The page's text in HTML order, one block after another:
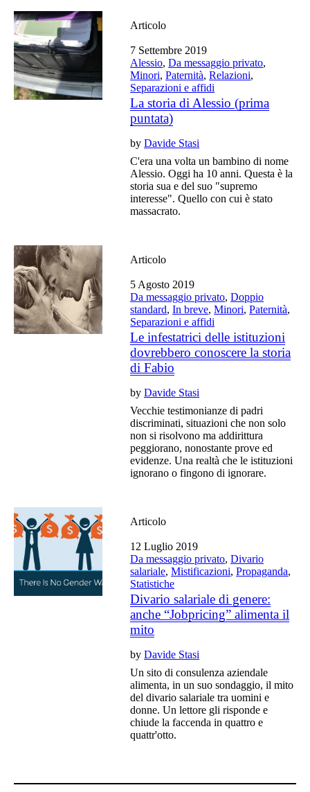
Articolo
7 Settembre 2019
Alessio,Da messaggio privato,
Minori,Paternità,Relazioni,
Separazioni e affidi
La storia di Alessio (prima
puntata)
byDavide Stasi
C'era una volta un bambino di nome
Alessio. Oggi ha 10 anni. Questa è la
storia sua e del suo "supremo
interesse". Quello con cui è stato
massacrato.
Articolo
5 Agosto 2019
Da messaggio privato,Doppio
standard,In breve,Minori,Paternità,
Separazioni e affidi
Le infestatrici delle istituzioni
dovrebbero conoscere la storia
di Fabio
byDavide Stasi
Vecchie testimonianze di padri
discriminati, situazioni che non solo
non si risolvono ma addirittura
peggiorano, nonostante prove ed
evidenze. Una realtà che le istituzioni
ignorano o fingono di ignorare.
Articolo
12 Luglio 2019
Da messaggio privato,Divario
salariale,Mistificazioni,Propaganda,
Statistiche
Divario salariale di genere:
anche “Jobpricing” alimenta il
mito
byDavide Stasi
Un sito di consulenza aziendale
alimenta, in un suo sondaggio, il mito
del divario salariale tra uomini e
donne. Un lettore gli risponde e
chiude la faccenda in quattro e
quattr'otto.